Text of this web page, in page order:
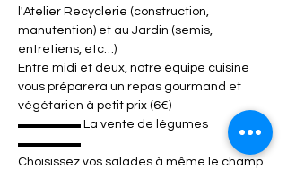
l'Atelier Recyclerie (construction,
manutention) et au Jardin (semis,
entretiens, etc…)
Entre midi et deux, notre équipe cuisine
vous préparera un repas gourmand et
végétarien à petit prix (6€)
▬▬▬▬▬ La vente de légumes
▬▬▬▬▬
Choisissez vos salades à même le champ